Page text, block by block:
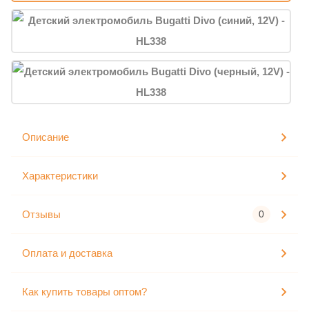
Описание
Характеристики
Отзывы 0
Оплата и доставка
Как купить товары оптом?